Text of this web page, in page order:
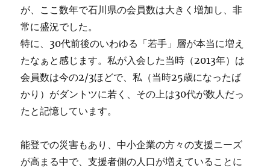
が、ここ数年で石川県の会員数は大きく増加し、非
常に盛況でした。
特に、30代前後のいわゆる「若手」層が本当に増え
たなぁと感じます。私が入会した当時（2013年）は
会員数は今の2/3ほどで、私（当時25歳になったば
かり）がダントツに若く、その上は30代が数人だっ
たと記憶しています。
能登での災害もあり、中小企業の方々の支援ニーズ
が高まる中で、支援者側の人口が増えていることに